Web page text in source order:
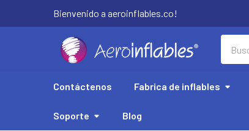
Bienvenido a aeroinflables.co!
Contáctenos Fabrica de inflables
Soporte
Blog